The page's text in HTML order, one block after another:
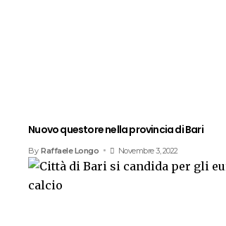
Nuovo questore nella provincia di Bari
By Raffaele Longo Novembre 3, 2022